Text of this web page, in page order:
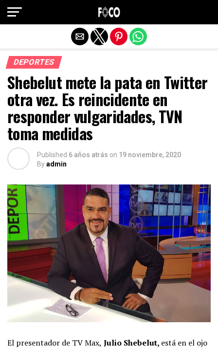
DEPORTES
Shebelut mete la pata en Twitter
otra vez. Es reincidente en
responder vulgaridades, TVN
toma medidas
Published 6 años atrás on 19 noviembre, 2020
Byadmin
El presentador de TV Max, Julio Shebelut, está en el ojo
Salir de la versión móvil